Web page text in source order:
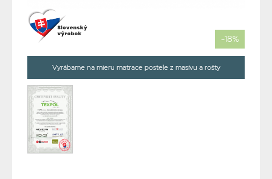
-18%
Vyrábame na mieru matrace postele z masívu a rošty